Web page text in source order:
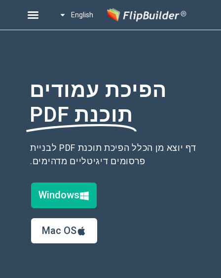
English
הפיכת עמודים
תוכנת PDF
דף יוצא מן הכלל הפיכת תוכנת PDF לבניית
פרסומים דיגיטליים מדהימים.
Windows
Mac OS